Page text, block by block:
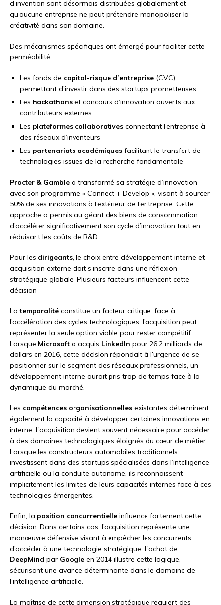
d’invention sont désormais distribuées globalement et
qu’aucune entreprise ne peut prétendre monopoliser la
créativité dans son domaine.
Des mécanismes spécifiques ont émergé pour faciliter cette
perméabilité:
Les fonds de capital-risque d’entreprise (CVC)
permettant d’investir dans des startups prometteuses
Les hackathons et concours d’innovation ouverts aux
contributeurs externes
Les plateformes collaboratives connectant l’entreprise à
des réseaux d’inventeurs
Les partenariats académiques facilitant le transfert de
technologies issues de la recherche fondamentale
Procter & Gamble a transformé sa stratégie d’innovation
avec son programme « Connect + Develop », visant à sourcer
50% de ses innovations à l’extérieur de l’entreprise. Cette
approche a permis au géant des biens de consommation
d’accélérer significativement son cycle d’innovation tout en
réduisant les coûts de R&D.
Pour les dirigeants, le choix entre développement interne et
acquisition externe doit s’inscrire dans une réflexion
stratégique globale. Plusieurs facteurs influencent cette
décision:
Latemporalité constitue un facteur critique: face à
l’accélération des cycles technologiques, l’acquisition peut
représenter la seule option viable pour rester compétitif.
Lorsque Microsoft a acquis LinkedIn pour 26,2 milliards de
dollars en 2016, cette décision répondait à l’urgence de se
positionner sur le segment des réseaux professionnels, un
développement interne aurait pris trop de temps face à la
dynamique du marché.
Les compétences organisationnelles existantes déterminent
également la capacité à développer certaines innovations en
interne. L’acquisition devient souvent nécessaire pour accéder
à des domaines technologiques éloignés du cœur de métier.
Lorsque les constructeurs automobiles traditionnels
investissent dans des startups spécialisées dans l’intelligence
artificielle ou la conduite autonome, ils reconnaissent
implicitement les limites de leurs capacités internes face à ces
technologies émergentes.
Enfin, la position concurrentielle influence fortement cette
décision. Dans certains cas, l’acquisition représente une
manœuvre défensive visant à empêcher les concurrents
d’accéder à une technologie stratégique. L’achat de
DeepMind par Google en 2014 illustre cette logique,
sécurisant une avance déterminante dans le domaine de
l’intelligence artificielle.
La maîtrise de cette dimension stratégique requiert des